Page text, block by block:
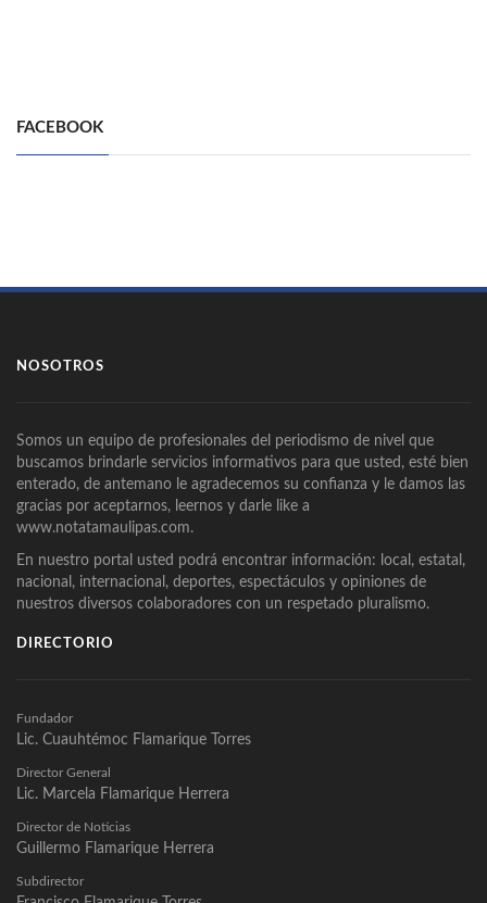
FACEBOOK
NOSOTROS
Somos un equipo de profesionales del periodismo de nivel que
buscamos brindarle servicios informativos para que usted, esté bien
enterado, de antemano le agradecemos su confianza y le damos las
gracias por aceptarnos, leernos y darle like a
www.notatamaulipas.com.
En nuestro portal usted podrá encontrar información: local, estatal,
nacional, internacional, deportes, espectáculos y opiniones de
nuestros diversos colaboradores con un respetado pluralismo.
DIRECTORIO
Fundador
Lic. Cuauhtémoc Flamarique Torres
Director General
Lic. Marcela Flamarique Herrera
Director de Noticias
Guillermo Flamarique Herrera
Subdirector